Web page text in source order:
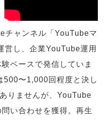
チャンネル「YouTubeマ
営し、企業YouTube運用
ベースで発信していま
〜1,000回程度と決し
りませんが、YouTube
い合わせを獲得。再生